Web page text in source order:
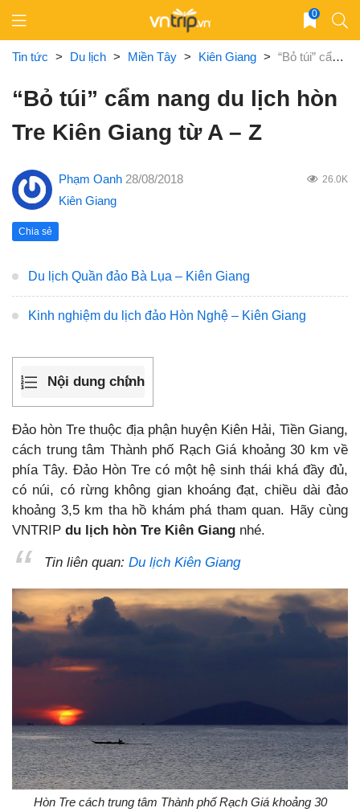
content
0
Tin tức > Du lịch > Miền Tây > Kiên Giang > “Bỏ túi” cẩm nang du lịch hòn Tre Kiên Giang từ A – Z
“Bỏ túi” cẩm nang du lịch hòn
Tre Kiên Giang từ A – Z
Phạm Oanh 28/08/2018 26.0K
Kiên Giang
Chia sẻ
Du lịch Quần đảo Bà Lụa – Kiên Giang
Kinh nghiệm du lịch đảo Hòn Nghệ – Kiên Giang
Nội dung chính
Đảo hòn Tre thuộc địa phận huyện Kiên Hải, Tiền Giang,
cách trung tâm Thành phố Rạch Giá khoảng 30 km về
phía Tây. Đảo Hòn Tre có một hệ sinh thái khá đầy đủ,
có núi, có rừng không gian khoáng đạt, chiều dài đảo
khoảng 3,5 km tha hồ khám phá tham quan. Hãy cùng
VNTRIP du lịch hòn Tre Kiên Giang nhé.
Tin liên quan: Du lịch Kiên Giang
Hòn Tre cách trung tâm Thành phố Rạch Giá khoảng 30